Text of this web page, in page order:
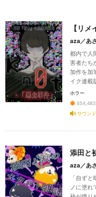
【リ
aza／あ
都内で人
害者たち
加作を加
イク連載
ホラー
654,483
サウンド
添田と
aza／あ
「自ず
ノに塗れ